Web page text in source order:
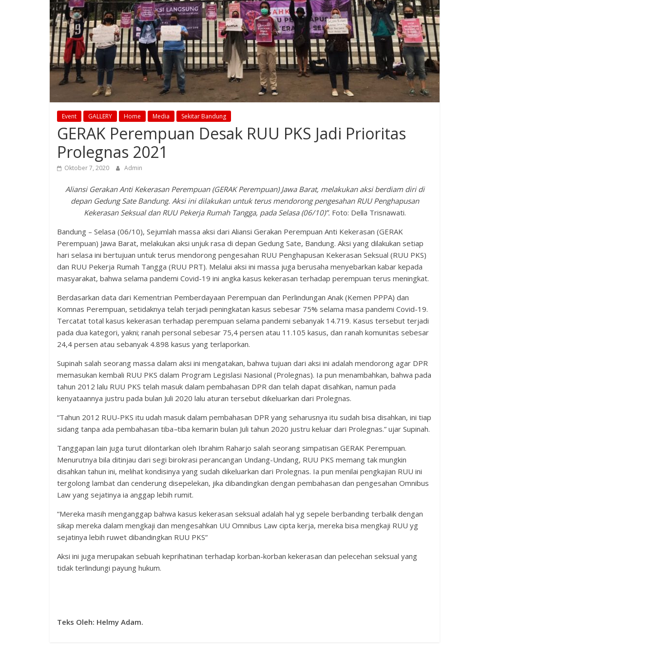
Event GALLERY Home Media Sekitar Bandung
GERAK Perempuan Desak RUU PKS Jadi Prioritas
Prolegnas 2021
Oktober 7, 2020 Admin
Aliansi Gerakan Anti Kekerasan Perempuan (GERAK Perempuan) Jawa Barat, melakukan aksi berdiam diri di
depan Gedung Sate Bandung. Aksi ini dilakukan untuk terus mendorong pengesahan RUU Penghapusan
Kekerasan Seksual dan RUU Pekerja Rumah Tangga, pada Selasa (06/10)”. Foto: Della Trisnawati.
Bandung – Selasa (06/10), Sejumlah massa aksi dari Aliansi Gerakan Perempuan Anti Kekerasan (GERAK
Perempuan) Jawa Barat, melakukan aksi unjuk rasa di depan Gedung Sate, Bandung. Aksi yang dilakukan setiap
hari selasa ini bertujuan untuk terus mendorong pengesahan RUU Penghapusan Kekerasan Seksual (RUU PKS)
dan RUU Pekerja Rumah Tangga (RUU PRT). Melalui aksi ini massa juga berusaha menyebarkan kabar kepada
masyarakat, bahwa selama pandemi Covid-19 ini angka kasus kekerasan terhadap perempuan terus meningkat.
Berdasarkan data dari Kementrian Pemberdayaan Perempuan dan Perlindungan Anak (Kemen PPPA) dan
Komnas Perempuan, setidaknya telah terjadi peningkatan kasus sebesar 75% selama masa pandemi Covid-19.
Tercatat total kasus kekerasan terhadap perempuan selama pandemi sebanyak 14.719. Kasus tersebut terjadi
pada dua kategori, yakni; ranah personal sebesar 75,4 persen atau 11.105 kasus, dan ranah komunitas sebesar
24,4 persen atau sebanyak 4.898 kasus yang terlaporkan.
Supinah salah seorang massa dalam aksi ini mengatakan, bahwa tujuan dari aksi ini adalah mendorong agar DPR
memasukan kembali RUU PKS dalam Program Legislasi Nasional (Prolegnas). Ia pun menambahkan, bahwa pada
tahun 2012 lalu RUU PKS telah masuk dalam pembahasan DPR dan telah dapat disahkan, namun pada
kenyataannya justru pada bulan Juli 2020 lalu aturan tersebut dikeluarkan dari Prolegnas.
“Tahun 2012 RUU-PKS itu udah masuk dalam pembahasan DPR yang seharusnya itu sudah bisa disahkan, ini tiap
sidang tanpa ada pembahasan tiba–tiba kemarin bulan Juli tahun 2020 justru keluar dari Prolegnas.” ujar Supinah.
Tanggapan lain juga turut dilontarkan oleh Ibrahim Raharjo salah seorang simpatisan GERAK Perempuan.
Menurutnya bila ditinjau dari segi birokrasi perancangan Undang-Undang, RUU PKS memang tak mungkin
disahkan tahun ini, melihat kondisinya yang sudah dikeluarkan dari Prolegnas. Ia pun menilai pengkajian RUU ini
tergolong lambat dan cenderung disepelekan, jika dibandingkan dengan pembahasan dan pengesahan Omnibus
Law yang sejatinya ia anggap lebih rumit.
“Mereka masih menganggap bahwa kasus kekerasan seksual adalah hal yg sepele berbanding terbalik dengan
sikap mereka dalam mengkaji dan mengesahkan UU Omnibus Law cipta kerja, mereka bisa mengkaji RUU yg
sejatinya lebih ruwet dibandingkan RUU PKS”
Aksi ini juga merupakan sebuah keprihatinan terhadap korban-korban kekerasan dan pelecehan seksual yang
tidak terlindungi payung hukum.
Teks Oleh: Helmy Adam.